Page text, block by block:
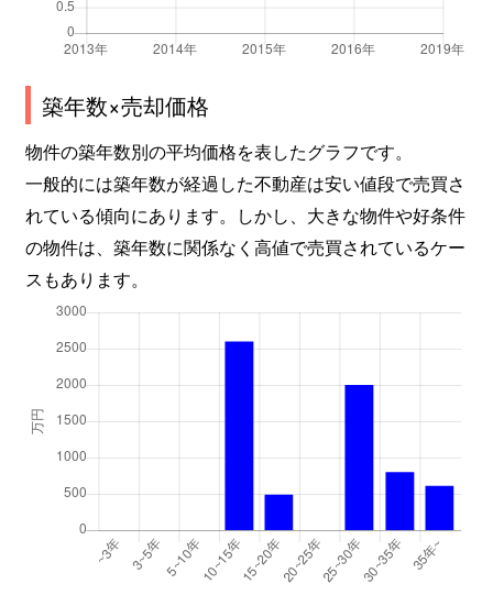
築年数×売却価格
物件の築年数別の平均価格を表したグラフです。
一般的には築年数が経過した不動産は安い値段で売買さ
れている傾向にあります。しかし、大きな物件や好条件
の物件は、築年数に関係なく高値で売買されているケー
スもあります。